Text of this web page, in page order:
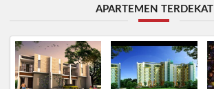
APARTEMEN TERDEKAT